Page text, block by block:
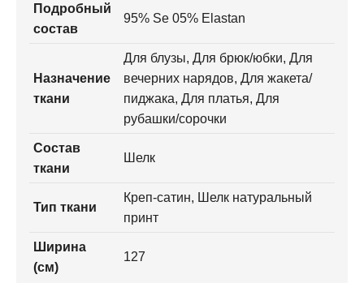
Подробный
состав
95% Se 05% Elastan
Назначение
ткани
Для блузы, Для брюк/юбки, Для
вечерних нарядов, Для жакета/
пиджака, Для платья, Для
рубашки/сорочки
Состав
ткани
Шелк
Тип ткани
Креп-сатин, Шелк натуральный
принт
Ширина
(см)
127